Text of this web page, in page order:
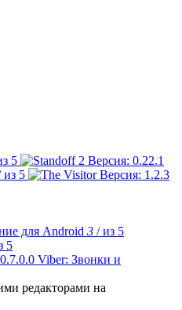
5
из 5
для Android 3 / из 5
5
Viber: Звонки и
редакторами на